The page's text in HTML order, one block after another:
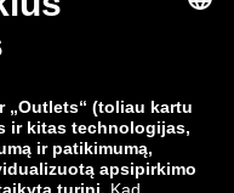
zalando-lounge.sk